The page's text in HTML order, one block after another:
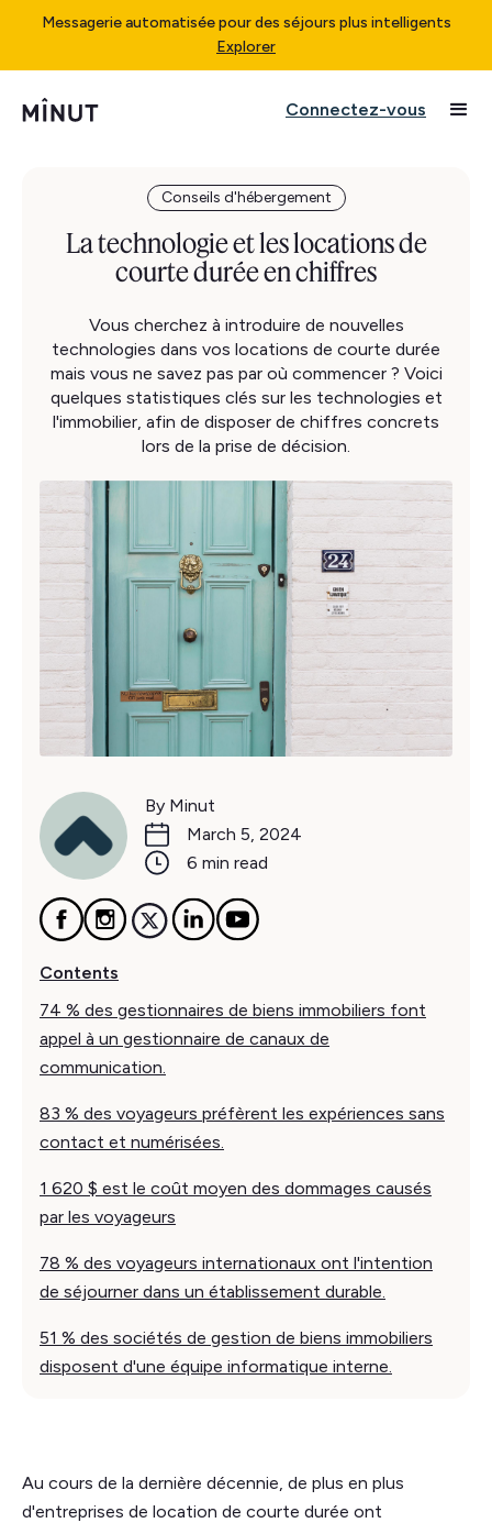
Messagerie automatisée pour des séjours plus intelligents
Explorer
Connectez-vous
Conseils d'hébergement
La technologie et les locations de
courte durée en chiffres
Vous cherchez à introduire de nouvelles
technologies dans vos locations de courte durée
mais vous ne savez pas par où commencer ? Voici
quelques statistiques clés sur les technologies et
l'immobilier, afin de disposer de chiffres concrets
lors de la prise de décision.
By Minut
March 5, 2024
6 min read
Contents
74 % des gestionnaires de biens immobiliers font
appel à un gestionnaire de canaux de
communication.
83 % des voyageurs préfèrent les expériences sans
contact et numérisées.
1 620 $ est le coût moyen des dommages causés
par les voyageurs
78 % des voyageurs internationaux ont l'intention
de séjourner dans un établissement durable.
51 % des sociétés de gestion de biens immobiliers
disposent d'une équipe informatique interne.
Au cours de la dernière décennie, de plus en plus
d'entreprises de location de courte durée ont